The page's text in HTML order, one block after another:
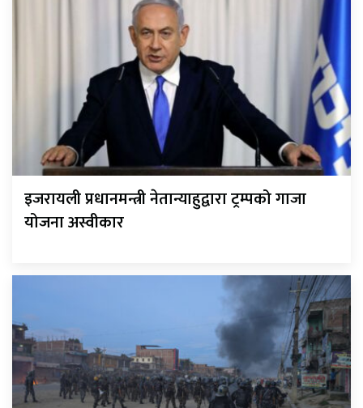
इजरायली प्रधानमन्त्री नेतान्याहुद्वारा ट्रम्पको गाजा
योजना अस्वीकार